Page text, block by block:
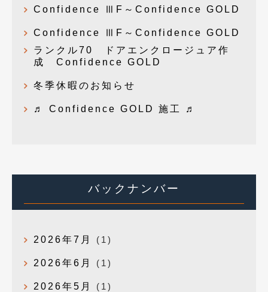
Confidence ⅢF～Confidence GOLD
Confidence ⅢF～Confidence GOLD
ランクル70 ドアエンクロージュア作
成 Confidence GOLD
冬季休暇のお知らせ
♬ Confidence GOLD 施工 ♬
バックナンバー
2026年7月 (1)
2026年6月 (1)
2026年5月 (1)